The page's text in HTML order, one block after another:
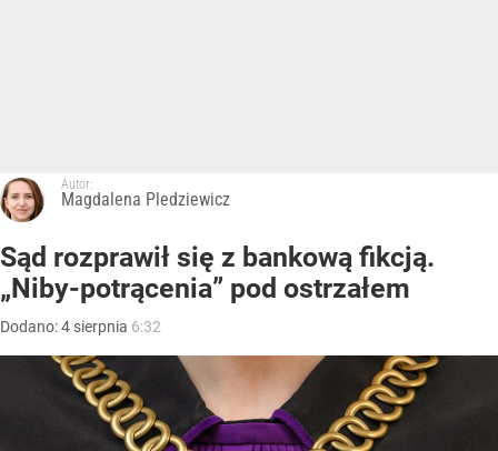
Autor:
Magdalena Pledziewicz
Sąd rozprawił się z bankową fikcją.
„Niby-potrącenia” pod ostrzałem
Dodano:4 sierpnia 6:32